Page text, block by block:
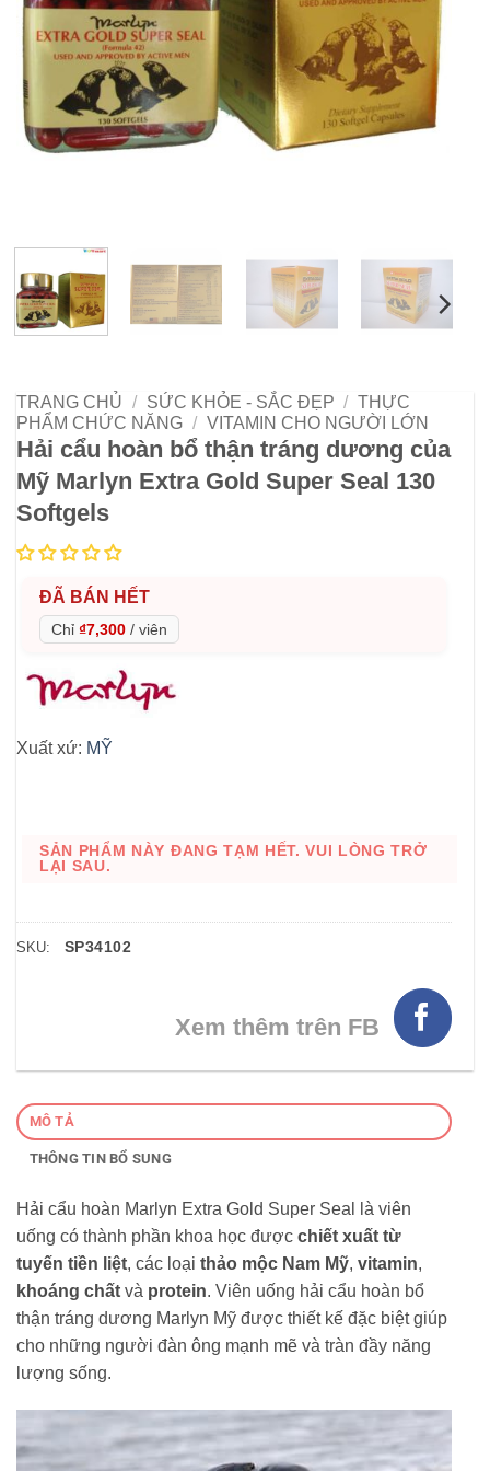
TRANG CHỦ / SỨC KHỎE - SẮC ĐẸP / THỰC
PHẨM CHỨC NĂNG / VITAMIN CHO NGƯỜI LỚN
Hải cẩu hoàn bổ thận tráng dương của
Mỹ Marlyn Extra Gold Super Seal 130
Softgels
ĐÃ BÁN HẾT
Chỉ ₫7,300 / viên
Xuất xứ: MỸ
SẢN PHẨM NÀY ĐANG TẠM HẾT. VUI LÒNG TRỞ
LẠI SAU.
SKU: SP34102
Xem thêm trên FB
MÔ TẢ
THÔNG TIN BỔ SUNG
Hải cẩu hoàn Marlyn Extra Gold Super Seal là viên
uống có thành phần khoa học được chiết xuất từ ​​
tuyến tiền liệt, các loại thảo mộc Nam Mỹ, vitamin,
khoáng chất và protein. Viên uống hải cẩu hoàn bổ
thận tráng dương Marlyn Mỹ được thiết kế đặc biệt giúp
cho những người đàn ông mạnh mẽ và tràn đầy năng
lượng sống.